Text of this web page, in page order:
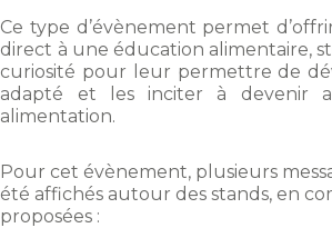
Ce type d’évènement permet
direct à une éducation alimentaire,
curiosité pour leur permettre de
adapté et les inciter à devenir
alimentation.
Pour cet évènement, plusieurs
été affichés autour des stands, en
proposées :